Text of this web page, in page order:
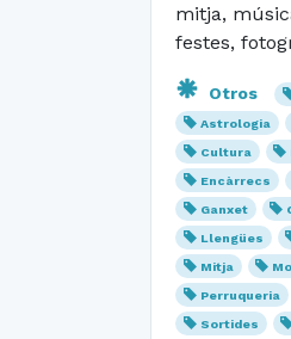
mitja,
festes,
Otros
Astrologia
Cultura
Encàrrecs
Ganxet
Llengües
Mitja
Perruqueria
Sortides